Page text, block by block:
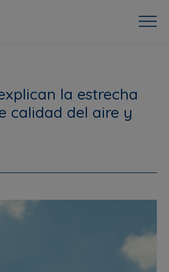
la estrecha
calidad del aire y